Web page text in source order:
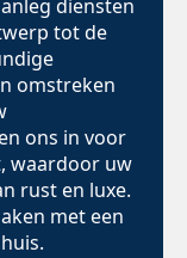
diensten
tot de
omstreken
ons in voor
waardoor uw
rust en luxe.
met een